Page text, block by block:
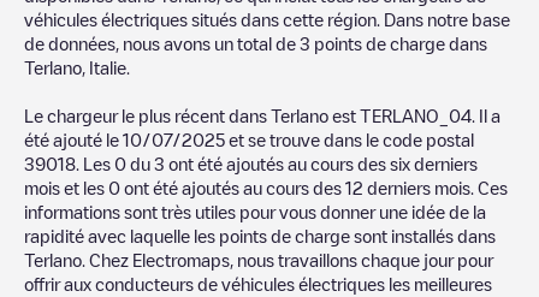
véhicules électriques situés dans cette région. Dans notre base
de données, nous avons un total de 3 points de charge dans
Terlano Italie
Le chargeur le plus récent dans Terlano est TERLANO_04 . Il a
été ajouté le 10/07/2025 et se trouve dans le code postal
39018 . Les 0 du 3 ont été ajoutés au cours des six derniers
mois et les 0 ont été ajoutés au cours des 12 derniers mois. Ces
informations sont très utiles pour vous donner une idée de la
rapidité avec laquelle les points de charge sont installés dans
Terlano . Chez Electromaps, nous travaillons chaque jour pour
offrir aux conducteurs de véhicules électriques les meilleures